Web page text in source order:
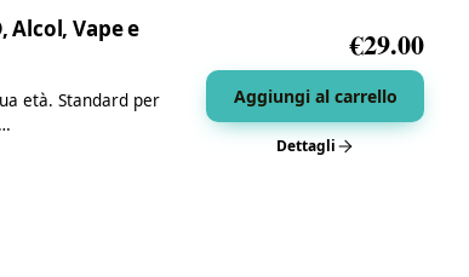
Alcol, Vape e
età. Standard per
€29.00
Aggiungi al carrello
Dettagli